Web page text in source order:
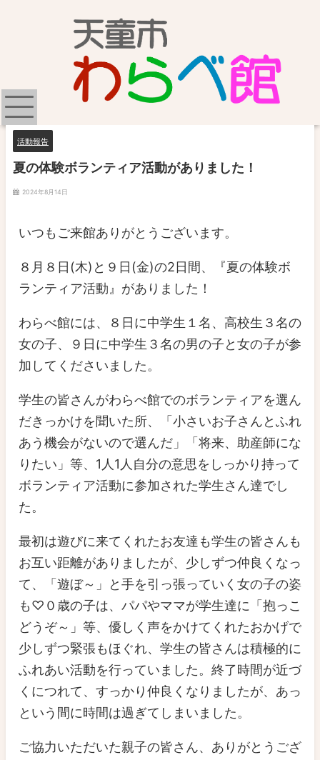
活動報告
夏の体験ボランティア活動がありました！
2024年8月14日
いつもご来館ありがとうございます。
８月８日(木)と９日(金)の2日間、『夏の体験ボ
ランティア活動』がありました！
わらべ館には、８日に中学生１名、高校生３名の
女の子、９日に中学生３名の男の子と女の子が参
加してくださいました。
学生の皆さんがわらべ館でのボランティアを選ん
だきっかけを聞いた所、「小さいお子さんとふれ
あう機会がないので選んだ」「将来、助産師にな
りたい」等、1人1人自分の意思をしっかり持って
ボランティア活動に参加された学生さん達でし
た。
最初は遊びに来てくれたお友達も学生の皆さんも
お互い距離がありましたが、少しずつ仲良くなっ
て、「遊ぼ～」と手を引っ張っていく女の子の姿
も♡０歳の子は、パパやママが学生達に「抱っこ
どうぞ～」等、優しく声をかけてくれたおかげで
少しずつ緊張もほぐれ、学生の皆さんは積極的に
ふれあい活動を行っていました。終了時間が近づ
くにつれて、すっかり仲良くなりましたが、あっ
という間に時間は過ぎてしまいました。
ご協力いただいた親子の皆さん、ありがとうござ